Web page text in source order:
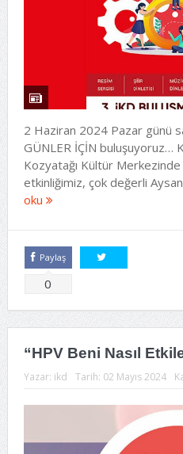
2 Haziran 2024 Pazar günü
GÜNLER İÇİN buluşuyoruz…
Kozyatağı Kültür
etkinliğimiz, çok değerli
oku
Paylaş
0
“HPV Beni Nasıl
Yazar: ikd Tarih: 02 Mayıs 2024